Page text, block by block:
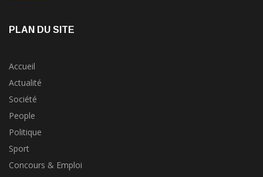
PLAN DU SITE
Accueil
Actualité
Société
People
Politique
Sport
Concours & Emploi